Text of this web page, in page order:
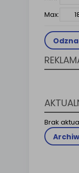
Max:
Brak